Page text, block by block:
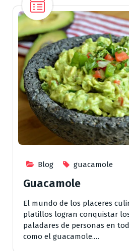
Blog guacamole
Guacamole
El mundo de los placeres
platillos logran conquistar
paladares de personas en
como el guacamole.…